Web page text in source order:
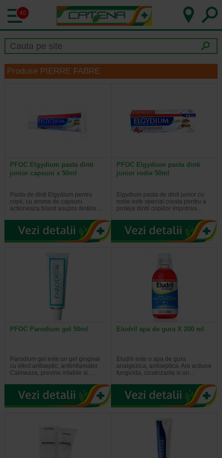
40
Produse PIERRE FABRE
PFOC Elgydium pasta dinti
junior capsuni x 50ml
Pasta de dinti Elgydium pentru
copii, cu aroma de capsuni
actioneaza bland asupra dintilor…
PFOC Elgydium pasta dinti
junior rodie 50ml
Elgydium pasta de dinti junior cu
rodie este special creata pentru a
proteja dintii copiilor impotriva…
PFOC Parodium gel 50ml
Parodium gel este un gel gingival
cu efect antiseptic, antiinflamator.
Calmeaza, previne iritatiile si…
Eludril apa de gura X 200 ml
Eludril este o apa de gura
analgezica, antiseptica. Are actiune
fungicida, cicatrizanta si un…